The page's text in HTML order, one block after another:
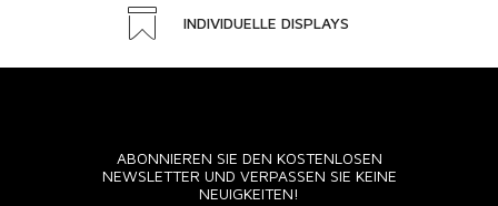
INDIVIDUELLE DISPLAYS
ABONNIEREN SIE DEN KOSTENLOSEN
NEWSLETTER UND VERPASSEN SIE KEINE
NEUIGKEITEN!